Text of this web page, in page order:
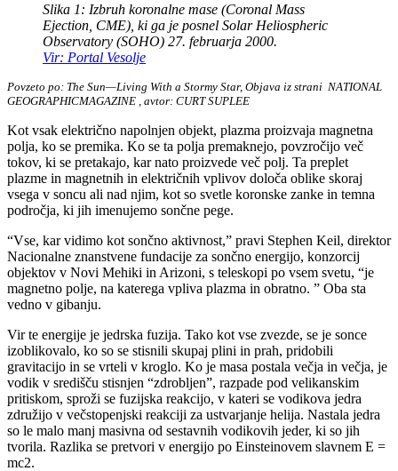
Slika 1: Izbruh koronalne mase (Coronal Mass
Ejection, CME), ki ga je posnel Solar Heliospheric
Observatory (SOHO) 27. februarja 2000.
Vir: Portal Vesolje
Povzeto po: The Sun—Living With a Stormy Star, Objava iz strani NATIONAL
GEOGRAPHICMAGAZINE , avtor: CURT SUPLEE
Kot vsak električno napolnjen objekt, plazma proizvaja magnetna
polja, ko se premika. Ko se ta polja premaknejo, povzročijo več
tokov, ki se pretakajo, kar nato proizvede več polj. Ta preplet
plazme in magnetnih in električnih vplivov določa oblike skoraj
vsega v soncu ali nad njim, kot so svetle koronske zanke in temna
področja, ki jih imenujemo sončne pege.
“Vse, kar vidimo kot sončno aktivnost,” pravi Stephen Keil, direktor
Nacionalne znanstvene fundacije za sončno energijo, konzorcij
objektov v Novi Mehiki in Arizoni, s teleskopi po vsem svetu, “je
magnetno polje, na katerega vpliva plazma in obratno. ” Oba sta
vedno v gibanju.
Vir te energije je jedrska fuzija. Tako kot vse zvezde, se je sonce
izoblikovalo, ko so se stisnili skupaj plini in prah, pridobili
gravitacijo in se vrteli v kroglo. Ko je masa postala večja in večja, je
vodik v središču stisnjen “zdrobljen”, razpade pod velikanskim
pritiskom, sproži se fuzijska reakcijo, v kateri se vodikova jedra
združijo v večstopenjski reakciji za ustvarjanje helija. Nastala jedra
so le malo manj masivna od sestavnih vodikovih jeder, ki so jih
tvorila. Razlika se pretvori v energijo po Einsteinovem slavnem E =
mc2.